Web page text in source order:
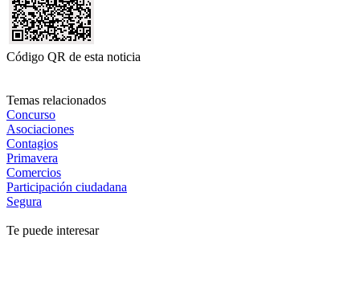
Código QR de esta noticia
Temas relacionados
Concurso
Asociaciones
Contagios
Primavera
Comercios
Participación ciudadana
Segura
Te puede interesar